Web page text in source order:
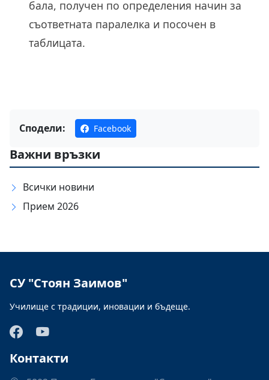
бала, получен по определения начин за
съответната паралелка и посочен в
таблицата.
Сподели: Facebook
Важни връзки
Всички новини
Прием 2026
СУ "Стоян Заимов"
Училище с традиции, иновации и бъдеще.
Контакти